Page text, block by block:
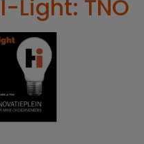
Light: TNO